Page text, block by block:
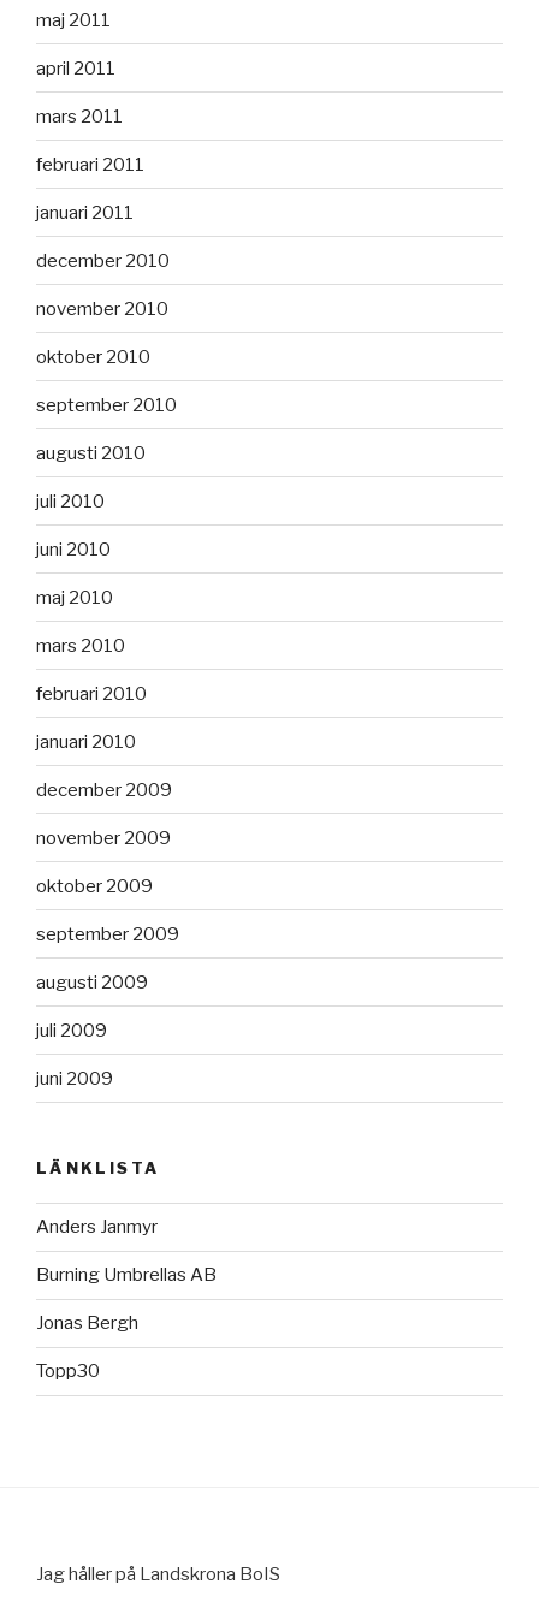
maj 2011
april 2011
mars 2011
februari 2011
januari 2011
december 2010
november 2010
oktober 2010
september 2010
augusti 2010
juli 2010
juni 2010
maj 2010
mars 2010
februari 2010
januari 2010
december 2009
november 2009
oktober 2009
september 2009
augusti 2009
juli 2009
juni 2009
LÄNKLISTA
Anders Janmyr
Burning Umbrellas AB
Jonas Bergh
Topp30
Jag håller på Landskrona BoIS